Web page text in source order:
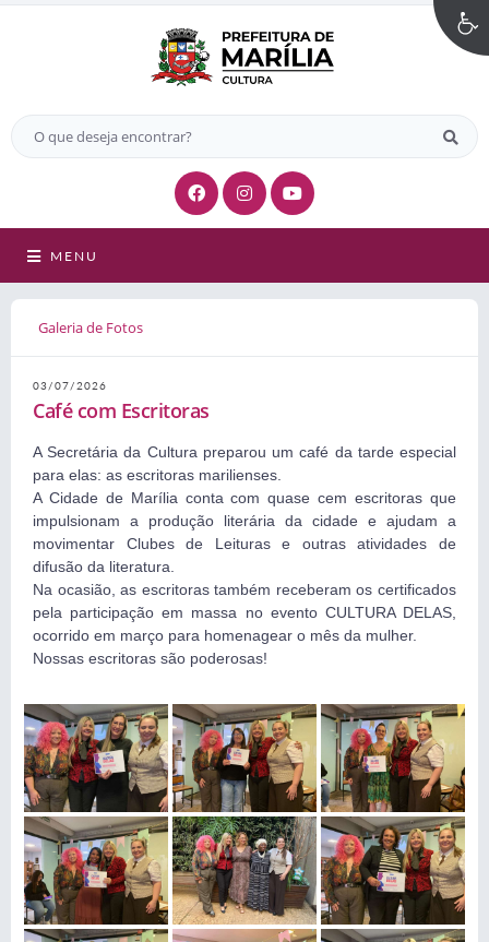
MENU
Galeria de Fotos
03/07/2026
Café com Escritoras
A Secretária da Cultura preparou um café da tarde especial
para elas: as escritoras marilienses.
A Cidade de Marília conta com quase cem escritoras que
impulsionam a produção literária da cidade e ajudam a
movimentar Clubes de Leituras e outras atividades de
difusão da literatura.
Na ocasião, as escritoras também receberam os certificados
pela participação em massa no evento CULTURA DELAS,
ocorrido em março para homenagear o mês da mulher.
Nossas escritoras são poderosas!